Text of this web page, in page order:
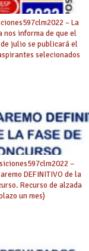
– La
nos informa de que el
julio se publicará el
selecionados
–
DEFINITIVO de la
Recurso de alzada
un mes)